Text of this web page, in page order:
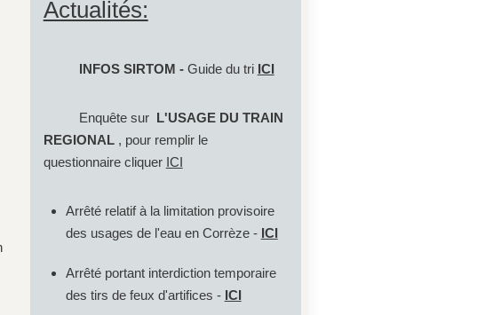
Actualités:
INFOS SIRTOM -Guide du tri ICI
Enquête sur L'USAGE DU TRAIN
REGIONAL, pour remplir le
questionnaire cliquer ICI
Arrêté relatif à la limitation provisoire
des usages de l'eau en Corrèze - ICI
Arrêté portant interdiction temporaire
des tirs de feux d'artifices - ICI